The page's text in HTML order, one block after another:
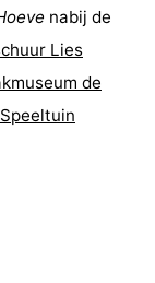
nabij de
Lies
de
Speeltuin